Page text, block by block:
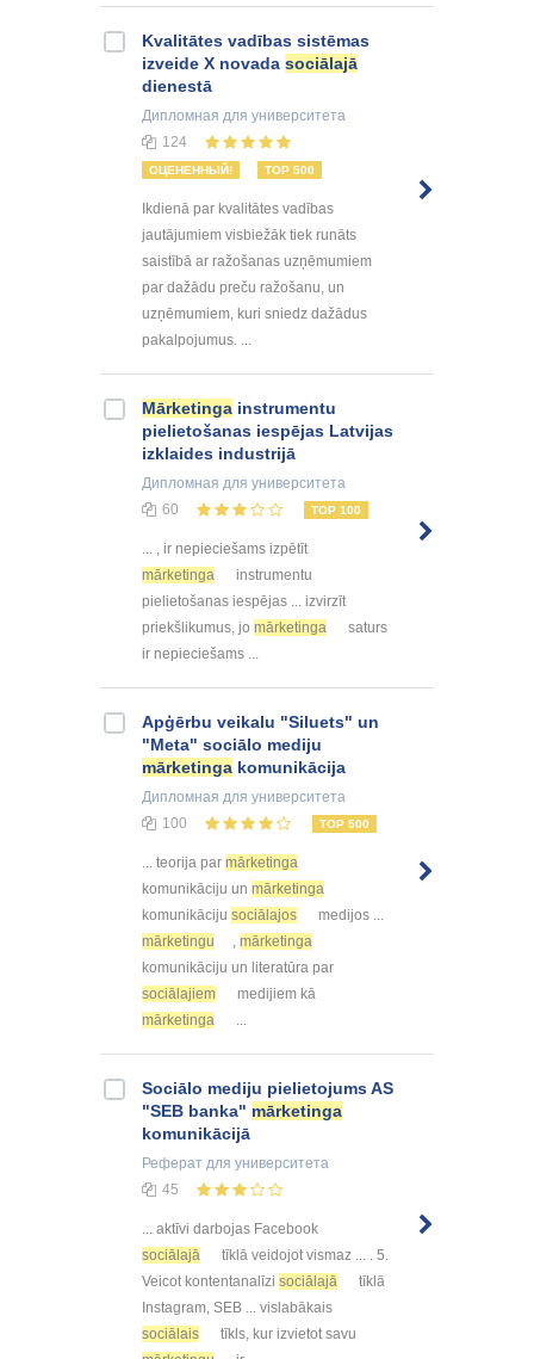
Kvalitātes vadības sistēmas
izveide X novada sociālajā
dienestā
Дипломная для университета
124
ОЦЕНЕННЫЙ! TOP 500
Ikdienā par kvalitātes vadības
jautājumiem visbiežāk tiek runāts
saistībā ar ražošanas uzņēmumiem
par dažādu preču ražošanu, un
uzņēmumiem, kuri sniedz dažādus
pakalpojumus. ...
Mārketinga instrumentu
pielietošanas iespējas Latvijas
izklaides industrijā
Дипломная для университета
60
TOP 100
... , ir nepieciešams izpētīt
mārketinga
instrumentu
pielietošanas iespējas ... izvirzīt
priekšlikumus, jo mārketinga
saturs
ir nepieciešams ...
Apģērbu veikalu "Siluets" un
"Meta" sociālo mediju
mārketinga komunikācija
Дипломная для университета
100
TOP 500
... teorija par mārketinga
komunikāciju un mārketinga
komunikāciju sociālajos
medijos ...
mārketingu
mārketinga
komunikāciju un literatūra par
sociālajiem
medijiem kā
mārketinga
Sociālo mediju pielietojums AS
"SEB banka" mārketinga
komunikācijā
Реферат для университета
45
... aktīvi darbojas Facebook
sociālajā
tīklā veidojot vismaz ... . 5.
Veicot kontentanalīzi sociālajā
tīklā
Instagram, SEB ... vislabākais
sociālais
tīkls, kur izvietot savu